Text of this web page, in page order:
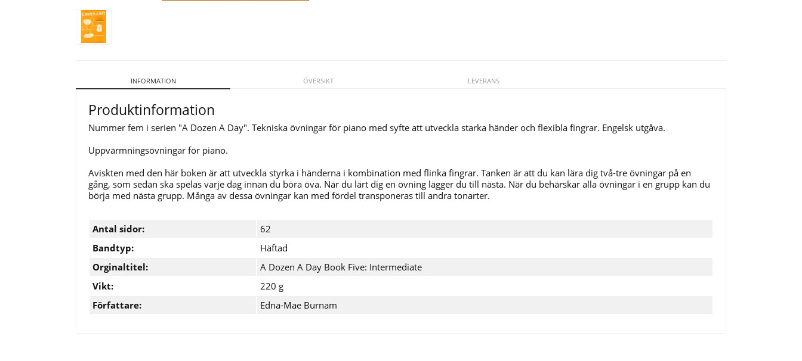
INFORMATION ÖVERSIKT LEVERANS
Produktinformation
Nummer fem i serien "A Dozen A Day". Tekniska övningar för piano med syfte att utveckla starka händer och flexibla fingrar. Engelsk utgåva.
Uppvärmningsövningar för piano.
Aviskten med den här boken är att utveckla styrka i händerna i kombination med flinka fingrar. Tanken är att du kan lära dig två-tre övningar på en
gång, som sedan ska spelas varje dag innan du böra öva. När du lärt dig en övning lägger du till nästa. När du behärskar alla övningar i en grupp kan du
börja med nästa grupp. Många av dessa övningar kan med fördel transponeras till andra tonarter.
Antal sidor:
62
Bandtyp:
Häftad
Orginaltitel:
A Dozen A Day Book Five: Intermediate
Vikt:
220 g
Författare:
Edna-Mae Burnam